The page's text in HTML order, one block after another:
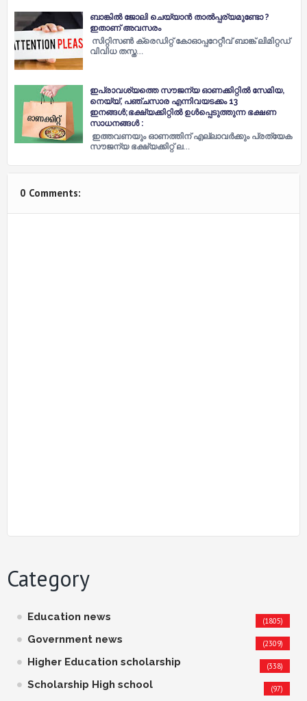
ബാങ്കില്‍ ജോലി ചെയ്യാന്‍ താല്‍പ്പര്യമുണ്ടോ ?
ഇതാണ് അവസരം
സിറ്റിസണ്‍ ക്രെഡിറ്റ് കോഓപ്പറേറ്റീവ് ബാങ്ക് ലിമിറ്റഡ്
വിവിധ തസ്ത…
ഇപ്രാവശ്യത്തെ സൗജന്യ ഓണക്കിറ്റില്‍ സേമിയ,
നെയ്യ്, പഞ്ചസാര എന്നിവയടക്കം 13
ഇനങ്ങൾ;ഭക്ഷ്യക്കിറ്റില്‍ ഉള്‍പ്പെടുത്തുന്ന ഭക്ഷണ
സാധനങ്ങൾ :
ഇത്തവണയും ഓണത്തിന് എല്ലാവർക്കും പ്രത്യേക
സൗജന്യ ഭക്ഷ്യക്കിറ്റ് ല…
0 Comments:
Category
Education news (1805)
Government news (2309)
Higher Education scholarship (338)
Scholarship High school (97)